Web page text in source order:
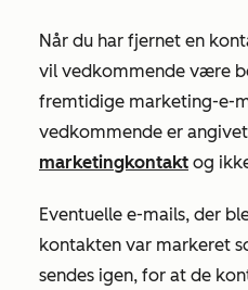
Når du har fjernet en
vil vedkommende være
fremtidige marketing-e-
vedkommende er
marketingkontakt og
Eventuelle e-mails, der
kontakten var markeret
sendes igen, for at de